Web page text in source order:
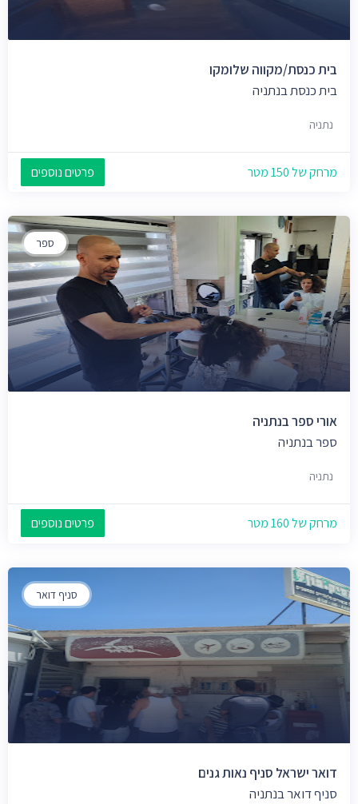
בית כנסת/מקווה שלומקו
בית כנסת בנתניה
נתניה
מרחק של 150 מטר פרטים נוספים
ספר
אורי ספר בנתניה
ספר בנתניה
נתניה
מרחק של 160 מטר פרטים נוספים
סניף דואר
דואר ישראל סניף נאות גנים
סניף דואר בנתניה